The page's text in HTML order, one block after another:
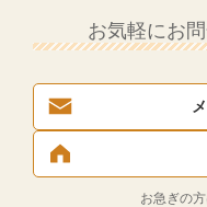
お気軽にお
お急ぎの